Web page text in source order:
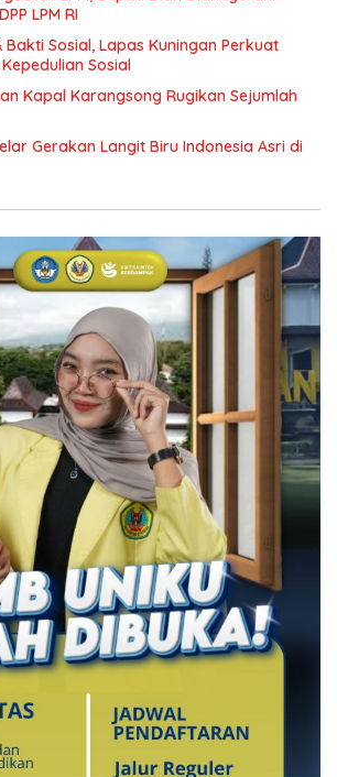
LPM RI
Bakti Sosial, Lapas Kuningan Perkuat
Sosial
Kapal Karangsong Rugikan Sejumlah
Gerakan Langit Biru Indonesia Asri di